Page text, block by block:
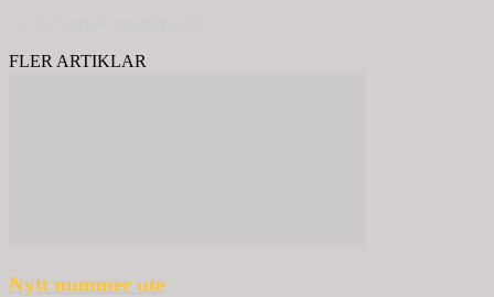
FLER ARTIKLAR
Nytt nummer ute